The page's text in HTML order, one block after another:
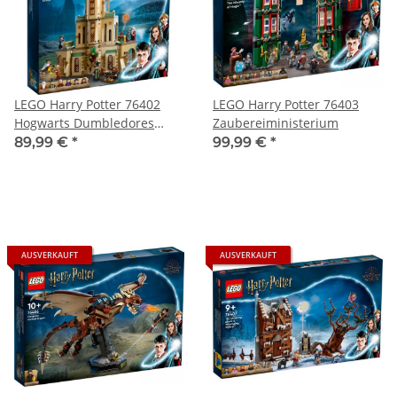
LEGO Harry Potter 76402
Hogwarts Dumbledores
Büro
89,99 € *
LEGO Harry Potter 76403
Zaubereiministerium
99,99 € *
AUSVERKAUFT AUSVERKAUFT